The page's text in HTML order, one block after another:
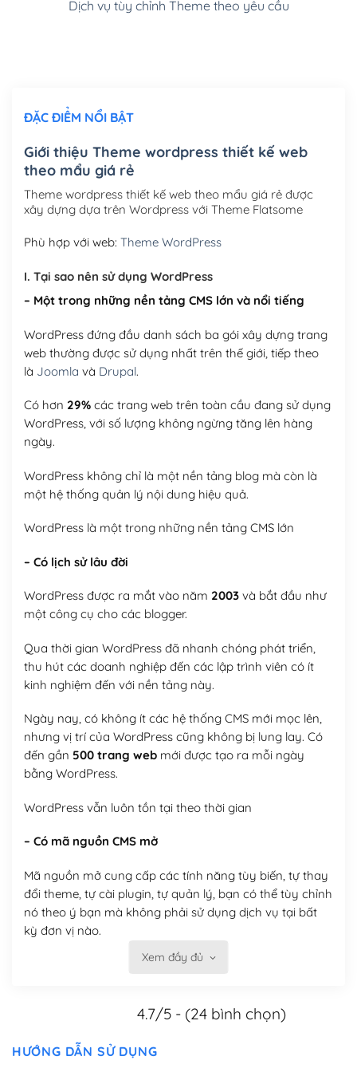
Cài đặt SMTP Mail cho site Wordpress(+100,000₫)
Mua thêm Host + Tên miền
Tên miền quốc tế .com .net .org (1 năm)
(+300,000₫)
Tên miền Việt Nam .vn (1 năm)
Hosting 2GB SSD (1 năm) (+450,000₫)
Hosting 3GB SSD (1 năm)(+550,000₫)
Hosting 5GB SSD (1 năm)
Hosting 8GB SSD (1 năm) (+950,000₫)
Dịch vụ tùy chỉnh Theme theo yêu cầu
ĐẶC ĐIỂM NỔI BẬT
Giới thiệu Theme wordpress thiết kế web
theo mẩu giá rẻ
Theme wordpress thiết kế web theo mẩu giá rẻ được
xây dựng dựa trên Wordpress với Theme Flatsome
Phù hợp với web: Theme WordPress
I. Tại sao nên sử dụng WordPress
– Một trong những nền tảng CMS lớn và nổi tiếng
WordPress đứng đầu danh sách ba gói xây dựng trang
web thường được sử dụng nhất trên thế giới, tiếp theo
là Joomla và Drupal.
Có hơn 29%các trang web trên toàn cầu đang sử dụng
WordPress, với số lượng không ngừng tăng lên hàng
ngày.
WordPress không chỉ là một nền tảng blog mà còn là
một hệ thống quản lý nội dung hiệu quả.
WordPress là một trong những nền tảng CMS lớn
– Có lịch sử lâu đời
WordPress được ra mắt vào năm 2003và bắt đầu như
một công cụ cho các blogger.
Qua thời gian WordPress đã nhanh chóng phát triển,
thu hút các doanh nghiệp đến các lập trình viên có ít
kinh nghiệm đến với nền tảng này.
Ngày nay, có không ít các hệ thống CMS mới mọc lên,
nhưng vị trí của WordPress cũng không bị lung lay. Có
đến gần 500 trang webmới được tạo ra mỗi ngày
bằng WordPress.
WordPress vẫn luôn tồn tại theo thời gian
– Có mã nguồn CMS mở
Mã nguồn mở cung cấp các tính năng tùy biến, tự thay
đổi theme, tự cài plugin, tự quản lý, bạn có thể tùy chỉnh
nó theo ý bạn mà không phải sử dụng dịch vụ tại bất
kỳ đơn vị nào.
Việc của bạn là đăng ký một tên miền và hosting để
Có thể tùy biến trên website WordPress
– Thân thiện với công cụ tìm kiếm
Xem đầy đủ
4.7/5 - (24 bình chọn)
HƯỚNG DẪN SỬ DỤNG